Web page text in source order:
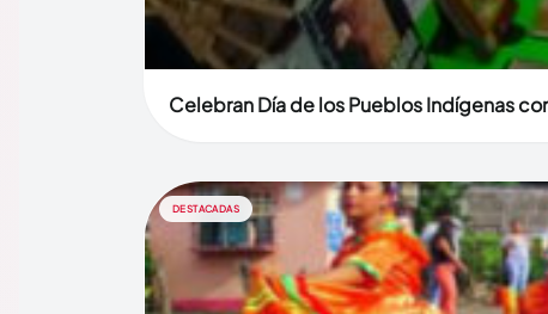
Celebran Día de los Pueblos Indígenas
DESTACADAS